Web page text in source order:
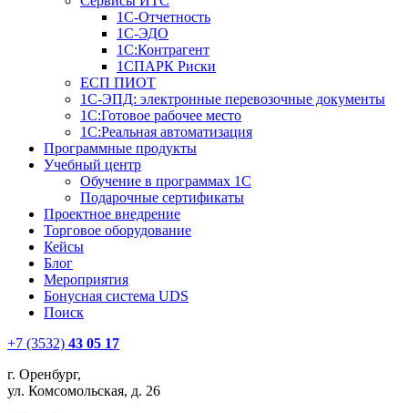
1С-Отчетность
1С-ЭДО
1С:Контрагент
1СПАРК Риски
ЕСП ПИОТ
1С-ЭПД: электронные перевозочные документы
1С:Готовое рабочее место
1С:Реальная автоматизация
Программные продукты
Учебный центр
Обучение в программах 1С
Подарочные сертификаты
Проектное внедрение
Торговое оборудование
Кейсы
Блог
Мероприятия
Бонусная система UDS
Поиск
+7 (3532) 43 05 17
г. Оренбург,
ул. Комсомольская, д. 26